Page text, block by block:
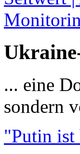
... eine
sondern
"Putin ist